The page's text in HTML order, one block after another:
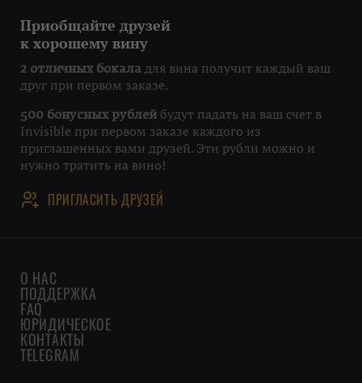
Приобщайте друзей
к хорошему вину
2 отличных бокала для вина получит каждый ваш
друг при первом заказе.
500 бонусных рублей будут падать на ваш счет в
Invisible при первом заказе каждого из
приглашенных вами друзей. Эти рубли можно и
нужно тратить на вино!
ПРИГЛАСИТЬ ДРУЗЕЙ
О НАС
ПОДДЕРЖКА
FAQ
ЮРИДИЧЕСКОЕ
КОНТАКТЫ
TELEGRAM